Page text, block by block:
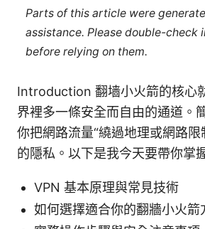
Parts of this article were
assistance. Please double-check
before relying on them.
Introduction 翻墙小火箭的核心
界裡多一條安全而自由的通道。
你把網路流量“繞過地理或網路限
的隱私。以下是我今天要帶你掌
VPN 基本原理與常見技術
如何選擇適合你的翻牆小火箭